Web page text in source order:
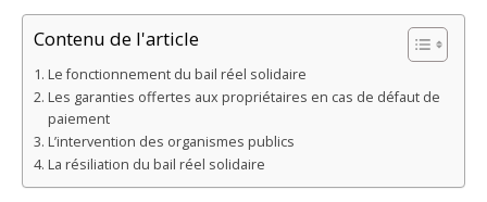
Contenu de l'article
Le fonctionnement du bail réel solidaire
Les garanties offertes aux propriétaires en cas de défaut de
paiement
L’intervention des organismes publics
La résiliation du bail réel solidaire